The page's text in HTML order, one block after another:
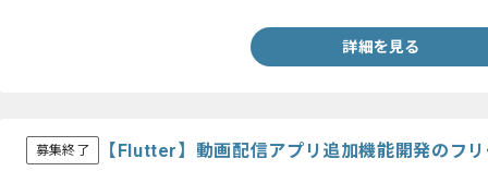
詳細を見る
募集終了 【Flutter】動画配信アプリ追加機能開発のフ